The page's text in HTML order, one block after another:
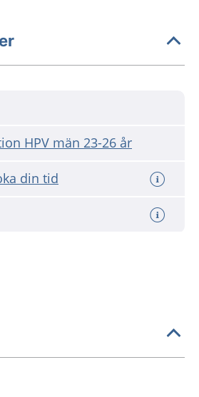
HPV män 23-26 år
din tid